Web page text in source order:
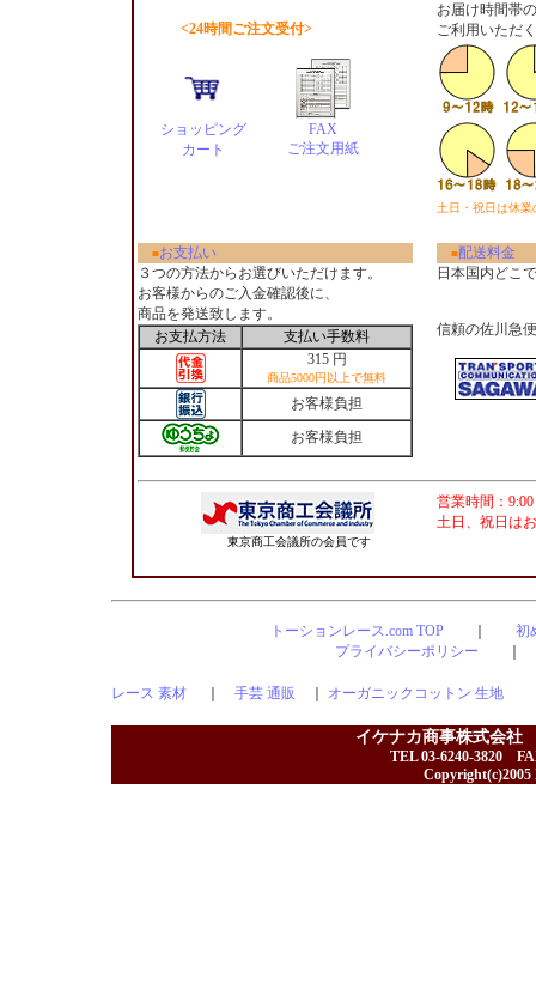
<24時間ご注文受付>
ショッピング
カート
FAX
ご注文用紙
お届け時間帯
ご利用いただ
土日・祝日は休
■お支払い
３つの方法からお選びいただけます。
お客様からのご入金確認後に、
商品を発送致します。
お支払方法
支払い手数料
315 円
商品5000円以上で無料
お客様負担
お客様負担
■配送料金
日本国内どこ
信頼の佐川急
東京商工会議所の会員です
営業時間：
土日、祝日は
トーションレース.com TOP
初
プライバシーポリシー
レース 素材 手芸 通販 オーガニックコットン 生地
イケナカ商事株式会社
TEL 03-6240-3820
Copyright(c)2005